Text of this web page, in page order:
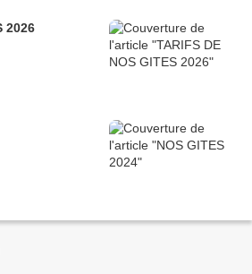
TARIFS DE NOS GITES 2026